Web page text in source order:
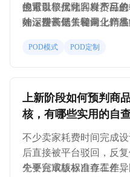
的重量、尺寸、发货目
响运费高低，轻量化产
愿意下单，所以许多卖
期经营下来也是一笔不
也可以根据顾客对产品
外，连带销售和向上销
获客成本的反复消耗。
容易积累忠实用户。
搜索引擎优化同样不可
如深耕长尾关键词，精
个性化推荐，也都是今
POD模式 POD定制
上新阶段如何预判商
核，有哪些实用的自
不少卖家耗费时间完成
后直接被平台驳回，反
个平台审核标准存在差
先要完成版权自查工作